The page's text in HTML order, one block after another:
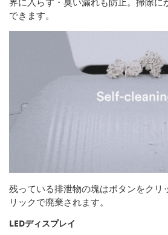
できます。
残っている排泄物の塊はボタンをクリ
リックで廃棄されます。
LEDディスプレイ